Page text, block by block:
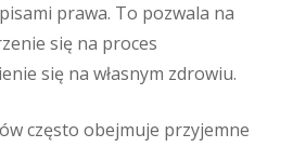
prawa. To pozwala na
się na proces
się na własnym zdrowiu.
często obejmuje przyjemne